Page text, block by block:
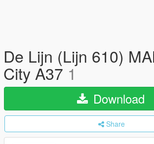
De Lijn (Lijn 610)
City A37 1
Download
Share